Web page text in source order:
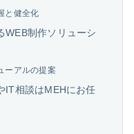
と健全化
WEB制作ソリューシ
ーアルの提案
IT相談はMEHにお任